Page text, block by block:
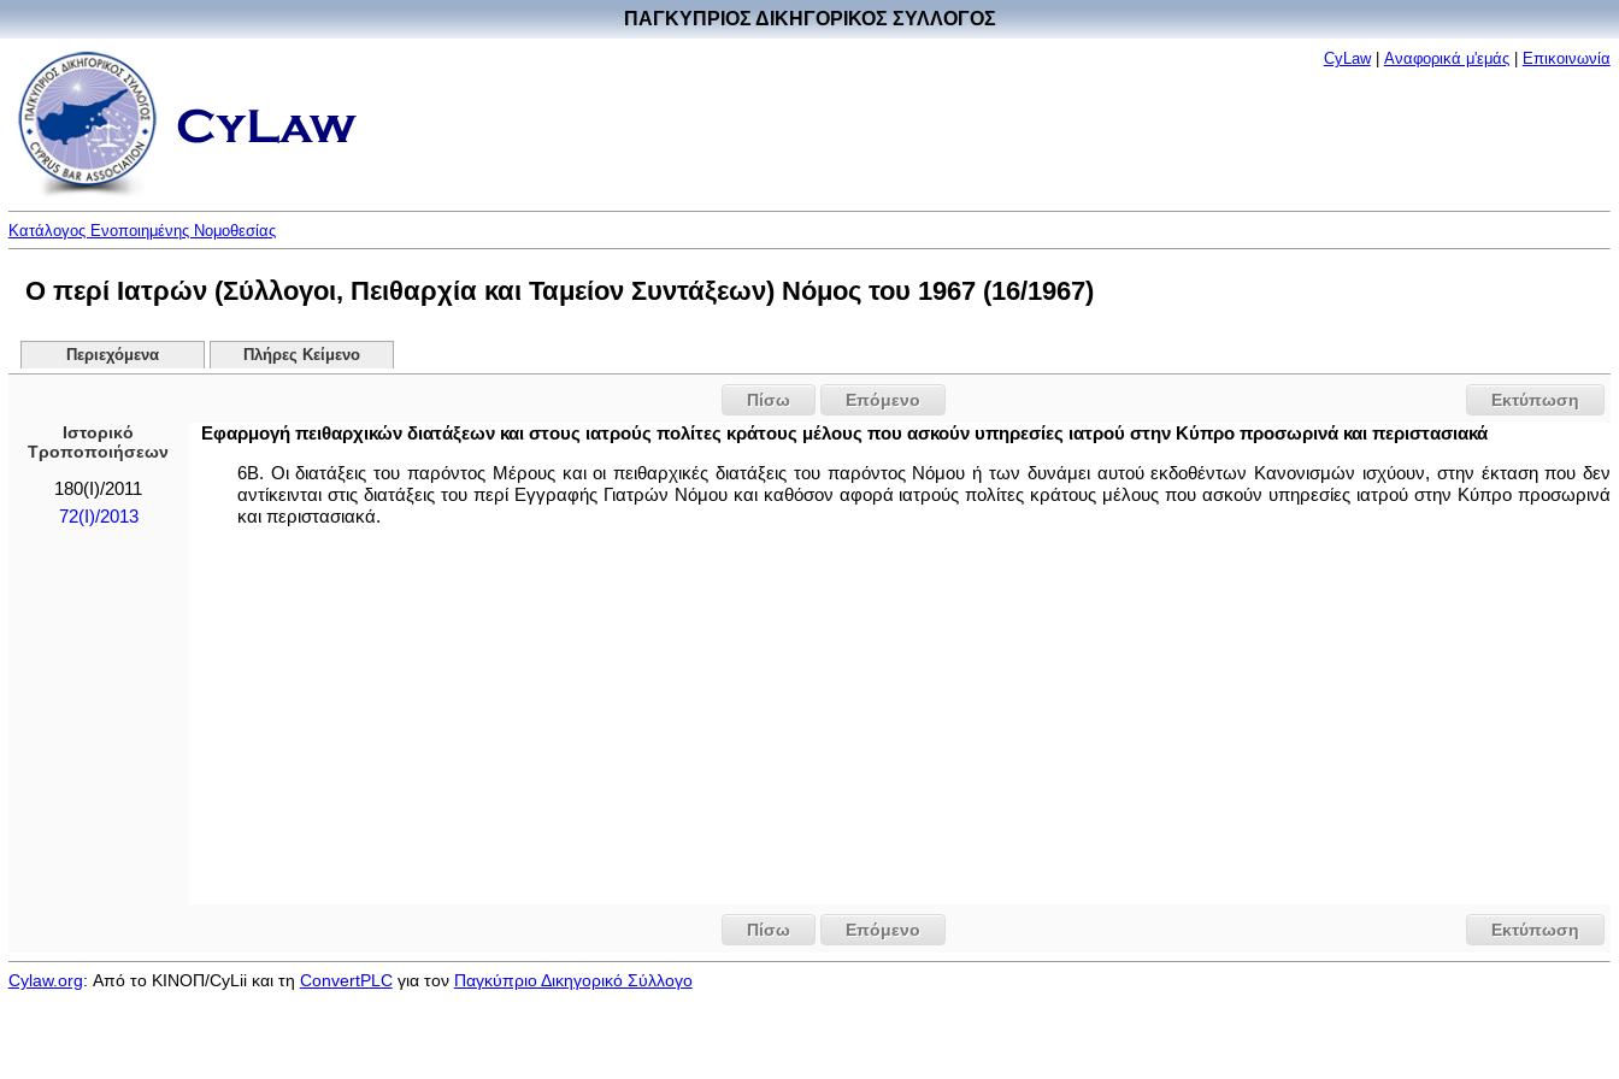
ΠΑΓΚΥΠΡΙΟΣ ΔΙΚΗΓΟΡΙΚΟΣ ΣΥΛΛΟΓΟΣ
CyLaw| Αναφορικά μ'εμάς| Επικοινωνία
Κατάλογος Ενοποιημένης Νομοθεσίας
Ο περί Ιατρών (Σύλλογοι, Πειθαρχία και Ταμείον Συντάξεων) Νόμος του 1967 (16/1967)
Περιεχόμενα Πλήρες Κείμενο
Εκτύπωση
Πίσω
Επόμενο
Ιστορικό
Τροποποιήσεων
180(I)/2011
72(I)/2013
Εφαρμογή πειθαρχικών διατάξεων και στους ιατρούς πολίτες κράτους μέλους που ασκούν υπηρεσίες ιατρού στην Κύπρο προσωρινά και περιστασιακά
6Β. Οι διατάξεις του παρόντος Μέρους και οι πειθαρχικές διατάξεις του παρόντος Νόμου ή των δυνάμει αυτού εκδοθέντων Κανονισμών ισχύουν, στην έκταση που δεν
αντίκεινται στις διατάξεις του περί Εγγραφής Γιατρών Νόμου και καθόσον αφορά ιατρούς πολίτες κράτους μέλους που ασκούν υπηρεσίες ιατρού στην Κύπρο προσωρινά
και περιστασιακά.
Εκτύπωση
Πίσω Επόμενο
Cylaw.org: Από το ΚΙΝOΠ/CyLii και τη ConvertPLCγια τον Παγκύπριο Δικηγορικό Σύλλογο